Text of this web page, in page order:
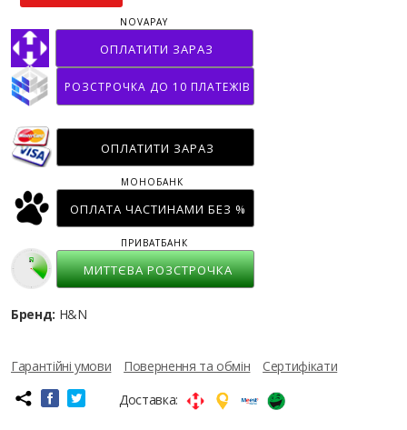
ОПЛАТИТИ ЗАРАЗ
NOVAPAY
РОЗСТРОЧКА ДО 10 ПЛАТЕЖІВ
ОПЛАТИТИ ЗАРАЗ
ОПЛАТА ЧАСТИНАМИ БЕЗ %
МОНОБАНК
МИТТЄВА РОЗСТРОЧКА
ПРИВАТБАНК
Бренд: H&N
Гарантійні умови Повернення та обмін
Сертифікати
Доставка: